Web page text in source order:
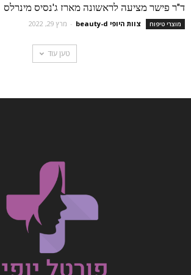
ד"ר פישר מציעה לראשונה מארז ג'נסיס מינרלס
מוצרי טיפוח צוות היופי beauty-d - מרץ 29, 2022
טען עוד